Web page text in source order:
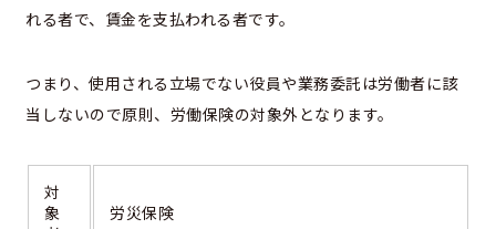
れる者で、賃金を支払われる者です。
つまり、使用される立場でない役員や業務委託は労働者に該
当しないので原則、労働保険の対象外となります。
対
象
労災保険